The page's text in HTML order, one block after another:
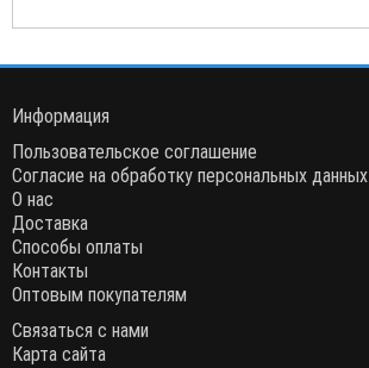
Информация
Пользовательское соглашение
Согласие на обработку персональных данных
О нас
Доставка
Способы оплаты
Контакты
Оптовым покупателям
Связаться с нами
Карта сайта